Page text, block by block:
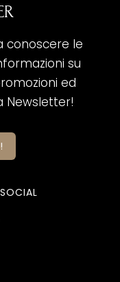
conoscere le
su
ed
Newsletter!